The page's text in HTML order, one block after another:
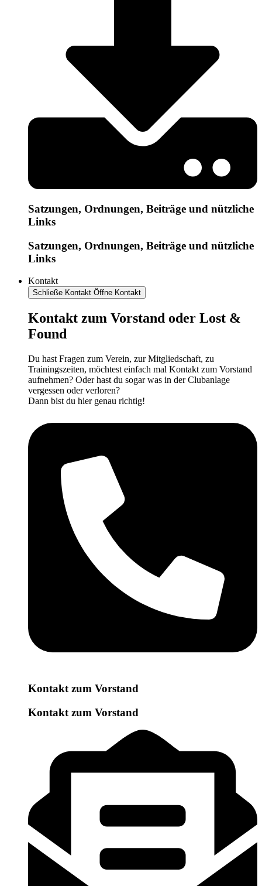
Satzungen, Ordnungen, Beiträge und nützliche
Links
Satzungen, Ordnungen, Beiträge und nützliche
Links
Kontakt
Schließe Kontakt Öffne Kontakt
Kontakt zum Vorstand oder Lost &
Found
Du hast Fragen zum Verein, zur Mitgliedschaft, zu
Trainingszeiten, möchtest einfach mal Kontakt zum Vorstand
aufnehmen? Oder hast du sogar was in der Clubanlage
vergessen oder verloren?
Dann bist du hier genau richtig!
Kontakt zum Vorstand
Kontakt zum Vorstand